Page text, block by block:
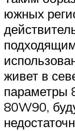
южных
живет в
параметры
80W90,